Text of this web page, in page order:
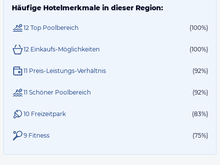
Häufige Hotelmerkmale in dieser Region:
12 Top Poolbereich (100%)
12 Einkaufs-Möglichkeiten (100%)
11 Preis-Leistungs-Verhältnis (92%)
11 Schöner Poolbereich (92%)
10 Freizeitpark (83%)
9 Fitness (75%)